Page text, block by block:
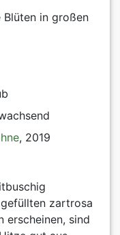
in großen
, 2019
zartrosa
erscheinen, sind